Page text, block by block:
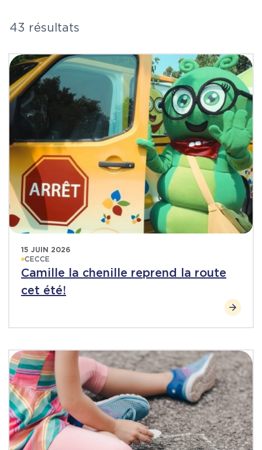
43 résultats
15 JUIN 2026
CECCE
Camille la chenille reprend la route
cet été!